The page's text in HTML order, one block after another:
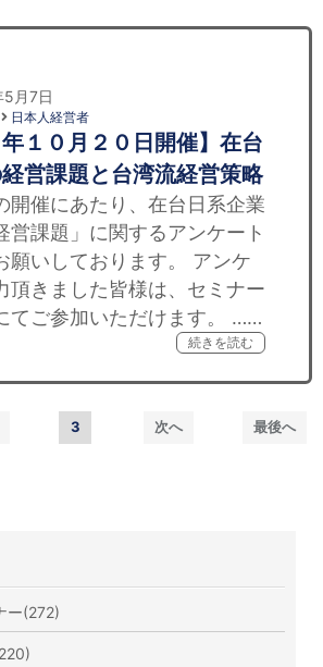
月7日
日本人経営者
年１０月２０日開催】在台
営課題と台湾流経営策略
開催にあたり、在台日系企業
営課題」に関するアンケート
願いしております。 アンケ
頂きました皆様は、セミナー
てご参加いただけます。 ……
続きを読む
3 次へ 最後へ
ー(272)